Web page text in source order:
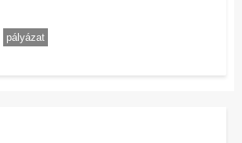
pályázat